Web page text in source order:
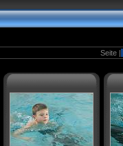
Seite |